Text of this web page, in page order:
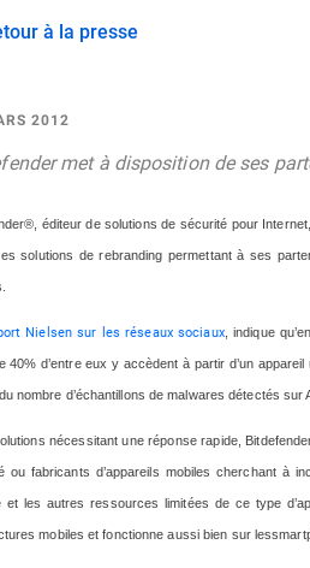
à la presse
2012
met à disposition de ses
éditeur de solutions de sécurité pour
solutions de rebranding permettant à ses
Nielsen sur les réseaux sociaux, indique
40% d’entre eux y accèdent à partir d’un
nombre d’échantillons de malwares détectés sur
nécessitant une réponse rapide,
ou fabricants d’appareils mobiles cherchant à
et les autres ressources limitées de ce type
mobiles et fonctionne aussi bien sur